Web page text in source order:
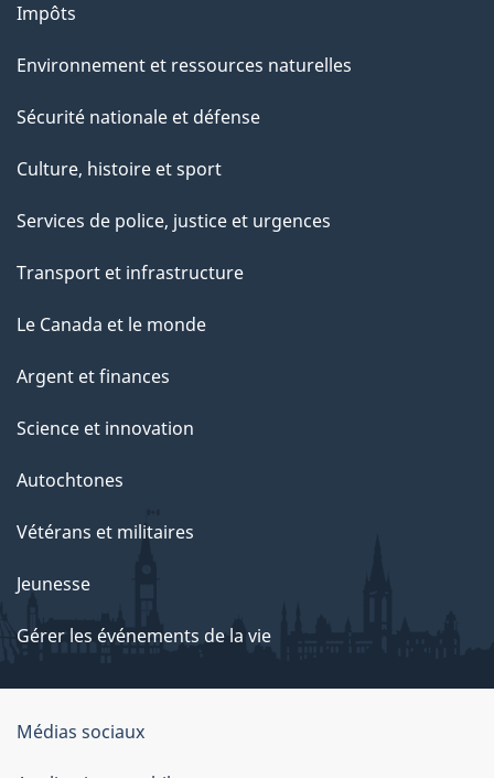
e
Impôts
Environnement et ressources naturelles
Sécurité nationale et défense
Culture, histoire et sport
Services de police, justice et urgences
Transport et infrastructure
Le Canada et le monde
Argent et finances
Science et innovation
Autochtones
Vétérans et militaires
Jeunesse
Gérer les événements de la vie
Organisation
du
Médias sociaux